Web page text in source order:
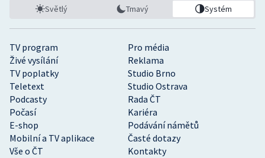
TV program
Pro média
Živé vysílání
Reklama
TV poplatky
Studio Brno
Teletext
Studio Ostrava
Podcasty
Rada ČT
Počasí
Kariéra
E-shop
Podávání námětů
Mobilní a TV aplikace
Časté dotazy
Vše o ČT
Kontakty
Světlý Tmavý Systém